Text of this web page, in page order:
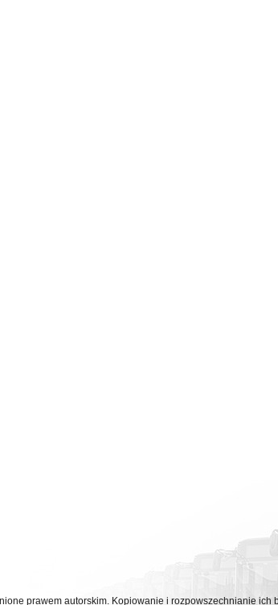
prawem autorskim. Kopiowanie i rozpowszechnianie ich